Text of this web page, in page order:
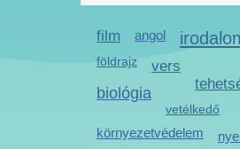
film angol
földrajz
vers
biológia
vetélkedő
környezetvédelem